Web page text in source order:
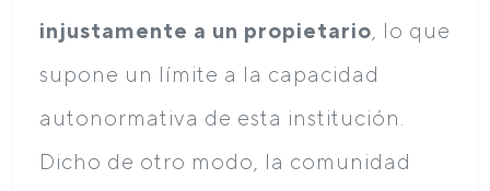
injustamente a un propietario , lo que
supone un límite a la capacidad
autonormativa de esta institución.
Dicho de otro modo, la comunidad